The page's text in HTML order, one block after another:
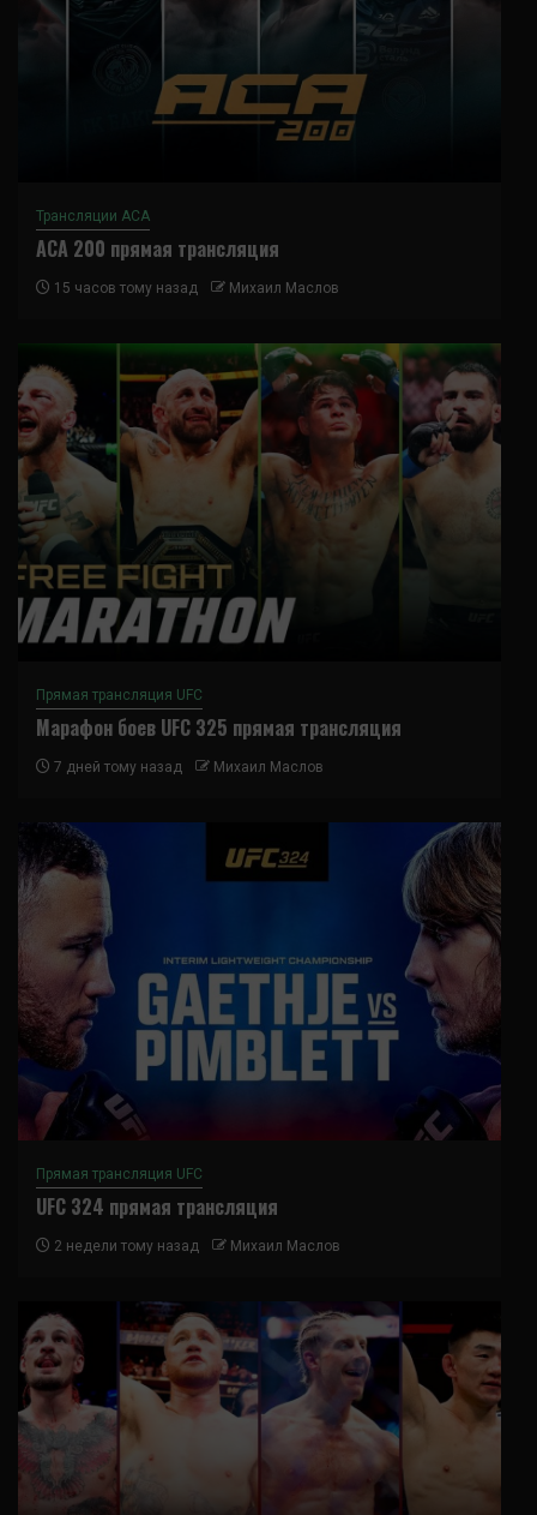
Трансляции ACA
ACA 200 прямая трансляция
15 часов тому назад Михаил Маслов
Прямая трансляция UFC
Марафон боев UFC 325 прямая трансляция
7 дней тому назад Михаил Маслов
Прямая трансляция UFC
UFC 324 прямая трансляция
2 недели тому назад Михаил Маслов